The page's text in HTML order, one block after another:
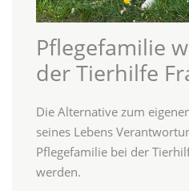
Pflegefamilie
der Tierhilfe
Die Alternative zum
seines Lebens
Pflegefamilie bei der
werden.